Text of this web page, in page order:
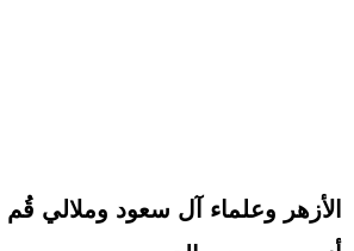
الأزهر وعلماء آل سعود وملالي